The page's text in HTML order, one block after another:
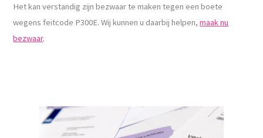
Het kan verstandig zijn bezwaar te maken tegen een boete
wegens feitcode P300E. Wij kunnen u daarbij helpen,maak nu
bezwaar.